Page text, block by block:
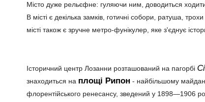
Місто дуже рельєфне: гуляючи ним, доводиться ходити
В місті є декілька замків, готичні собори, ратуша,
місті також є зручне метро-фунікулер, яке з'єднує
Історичний центр Лозанни розташований на пагорбі
знаходиться на площі Рипон - найбільшому
флорентійського ренесансу, зведений у 1898—1906